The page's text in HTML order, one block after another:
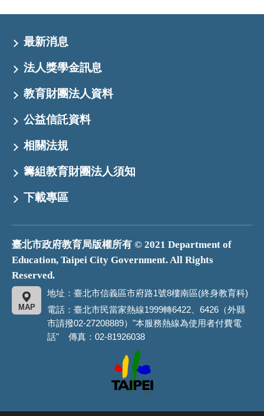
最新消息
法人獎學金訊息
教育財團法人資料
公益信託資料
相關法規
籌組教育財團法人須知
下載專區
臺北市政府教育局版權所有 © 2021 Department of
Education, Taipei City Government. All Rights
Reserved.
地址：臺北市信義區市府路1號8樓南區(終身教育科)
MAP
電話：臺北市民當家熱線1999轉6422、6426（外縣
市請撥02-27208889）"本服務熱線為使用者付費電
話" 傳真：02-81926038
市
政